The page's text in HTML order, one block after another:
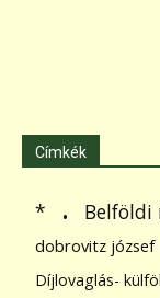
Címkék
* . Belföldi
dobrovitz józsef
Díjlovaglás-